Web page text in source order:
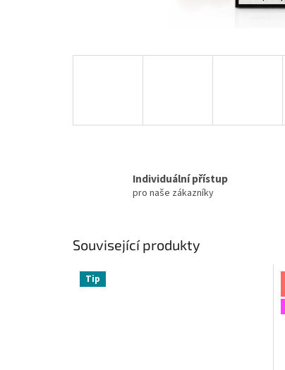
Individuální přístup
pro naše zákazníky
Související produkty
Tip